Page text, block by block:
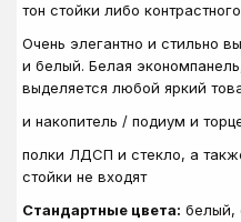
тон стойки либо
Очень элегантно и стильно
и белый. Белая
выделяется любой яркий
и накопитель / подиум и
полки ЛДСП и стекло, а
стойки не входят
Стандартные цвета: белый,